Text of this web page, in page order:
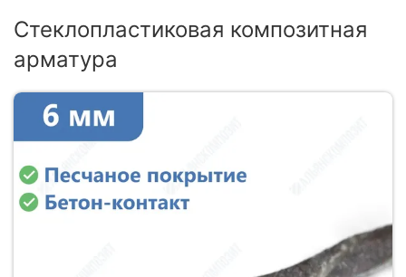
Стеклопластиковая композитная
арматура